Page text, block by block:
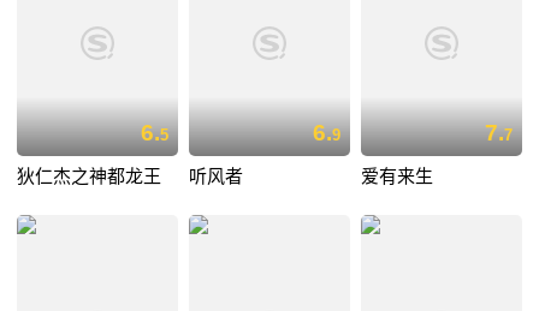
6.5
狄仁杰之神都龙王
6.9
听风者
7.7
爱有来生